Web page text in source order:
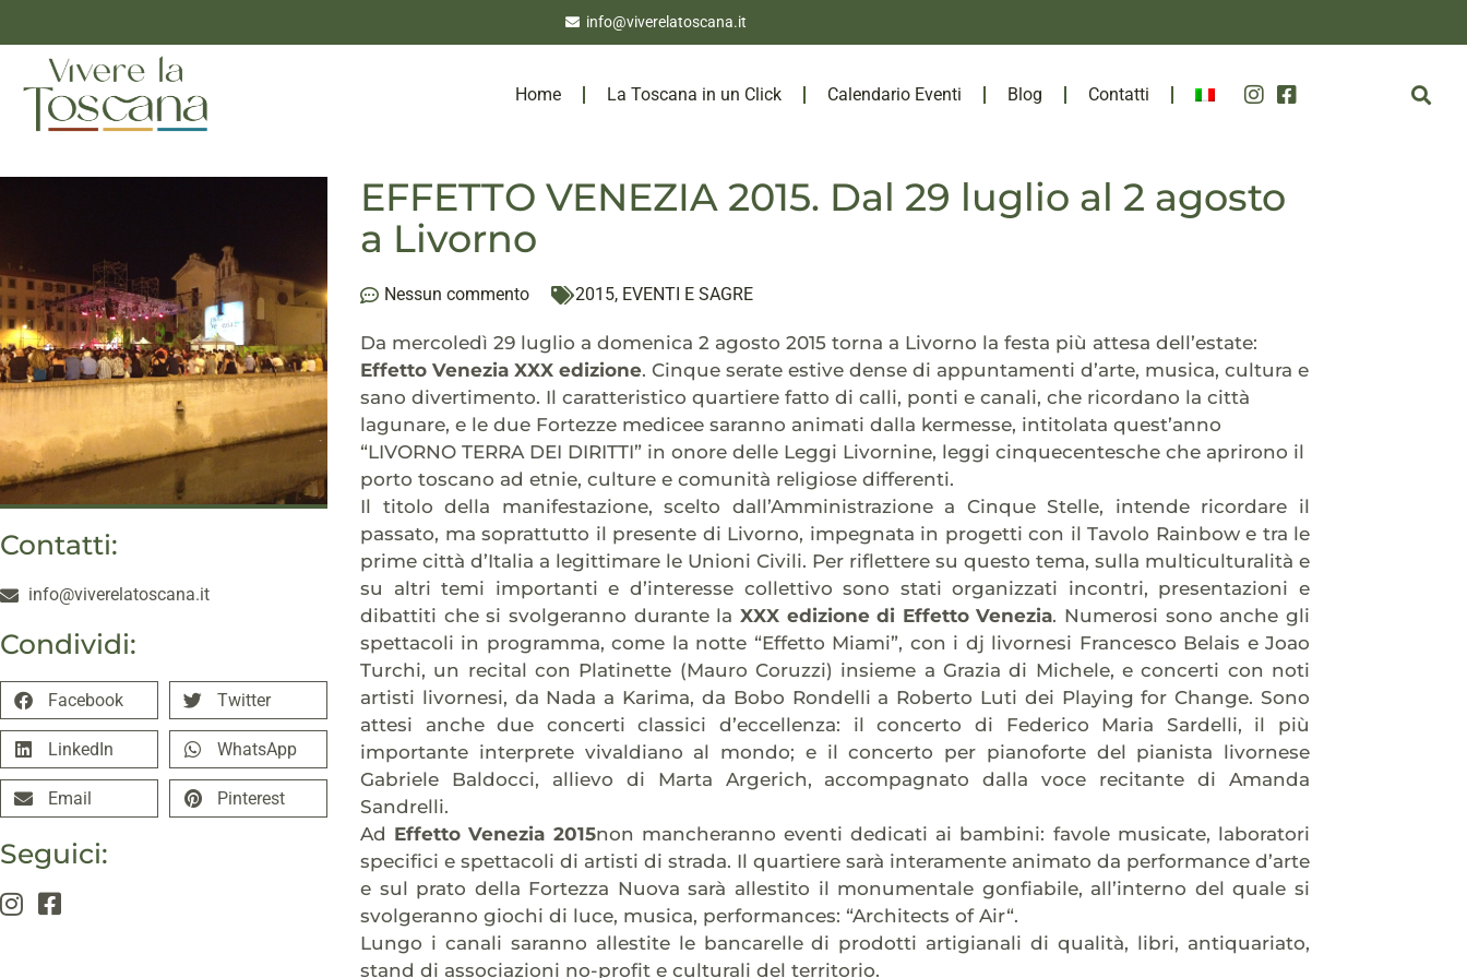
info@viverelatoscana.it
Home La Toscana in un Click Calendario Eventi Blog Contatti
Contatti:
info@viverelatoscana.it
Condividi:
Facebook Twitter
LinkedIn WhatsApp
Email Pinterest
Seguici:
EFFETTO VENEZIA 2015. Dal 29 luglio al 2 agosto
a Livorno
Nessun commento 2015, EVENTI E SAGRE
Da mercoledì 29 luglio a domenica 2 agosto 2015 torna a Livorno la festa più attesa dell’estate:
Effetto Venezia XXX edizione. Cinque serate estive dense di appuntamenti d’arte, musica, cultura e
sano divertimento. Il caratteristico quartiere fatto di calli, ponti e canali, che ricordano la città
lagunare, e le due Fortezze medicee saranno animati dalla kermesse, intitolata quest’anno
“LIVORNO TERRA DEI DIRITTI” in onore delle Leggi Livornine, leggi cinquecentesche che aprirono il
porto toscano ad etnie, culture e comunità religiose differenti.
Il titolo della manifestazione, scelto dall’Amministrazione a Cinque Stelle, intende ricordare il
passato, ma soprattutto il presente di Livorno, impegnata in progetti con il Tavolo Rainbow e tra le
prime città d’Italia a legittimare le Unioni Civili. Per riflettere su questo tema, sulla multiculturalità e
su altri temi importanti e d’interesse collettivo sono stati organizzati incontri, presentazioni e
dibattiti che si svolgeranno durante la XXX edizione di Effetto Venezia. Numerosi sono anche gli
spettacoli in programma, come la notte “Effetto Miami”, con i dj livornesi Francesco Belais e Joao
Turchi, un recital con Platinette (Mauro Coruzzi) insieme a Grazia di Michele, e concerti con noti
artisti livornesi, da Nada a Karima, da Bobo Rondelli a Roberto Luti dei Playing for Change. Sono
attesi anche due concerti classici d’eccellenza: il concerto di Federico Maria Sardelli, il più
importante interprete vivaldiano al mondo; e il concerto per pianoforte del pianista livornese
Gabriele Baldocci, allievo di Marta Argerich, accompagnato dalla voce recitante di Amanda
Sandrelli.
Ad Effetto Venezia 2015non mancheranno eventi dedicati ai bambini: favole musicate, laboratori
specifici e spettacoli di artisti di strada. Il quartiere sarà interamente animato da performance d’arte
e sul prato della Fortezza Nuova sarà allestito il monumentale gonfiabile, all’interno del quale si
svolgeranno giochi di luce, musica, performances: “Architects of Air“.
Lungo i canali saranno allestite le bancarelle di prodotti artigianali di qualità, libri, antiquariato,
stand di associazioni no-profit e culturali del territorio.